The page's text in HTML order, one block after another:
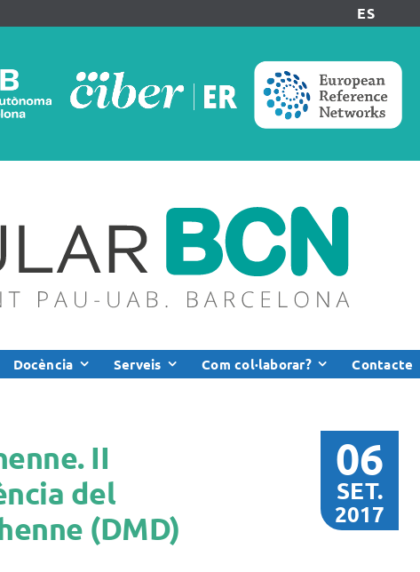
ES
Docència Serveis Com col·laborar? Contacte
II
del
(DMD)
06
SET.
2017